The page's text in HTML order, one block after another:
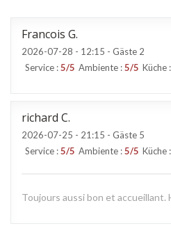
Francois G
2026-07-28 - 12:15 - Gäste 2
Service :5/5 Ambiente :5/5 Küche :
richard C
2026-07-25 - 21:15 - Gäste 5
Service :5/5 Ambiente :5/5 Küche :
Toujours aussi bon et accueillant.